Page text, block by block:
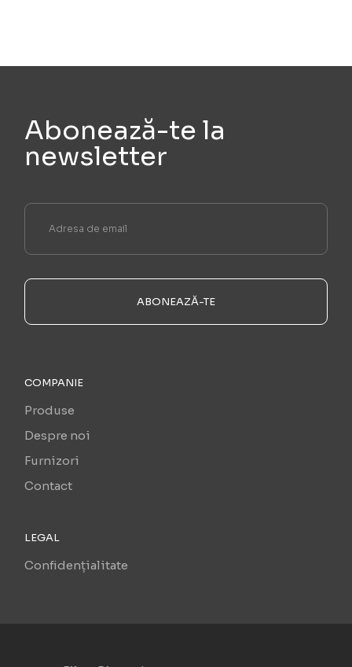
Abonează-te la
newsletter
ABONEAZĂ-TE
COMPANIE
Produse
Despre noi
Furnizori
Contact
LEGAL
Confidențialitate